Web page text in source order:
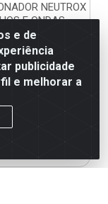
NEUTROX
E ONDAS
119671
UN
seu login ou
se para
preços e
e de
publicidade
e melhorar a